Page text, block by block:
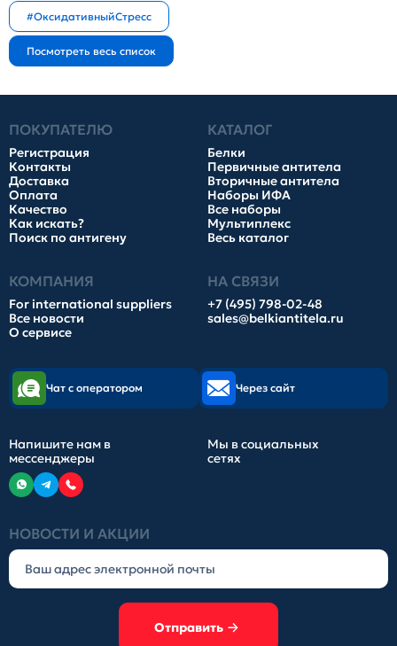
#ОксидативныйСтресс
ПОКУПАТЕЛЮ
Регистрация
Контакты
Доставка
Оплата
Качество
Как искать?
Поиск по антигену
КАТАЛОГ
Белки
Первичные антитела
Вторичные антитела
Наборы ИФА
Все наборы
Мультиплекс
Весь каталог
КОМПАНИЯ
For international suppliers
Все новости
О сервисе
НА СВЯЗИ
+7 (495) 798-02-48
sales@belkiantitela.ru
НОВОСТИ И АКЦИИ
Отправить
Чат с оператором Через сайт
Напишите нам в
мессенджеры
Мы в социальных
сетях